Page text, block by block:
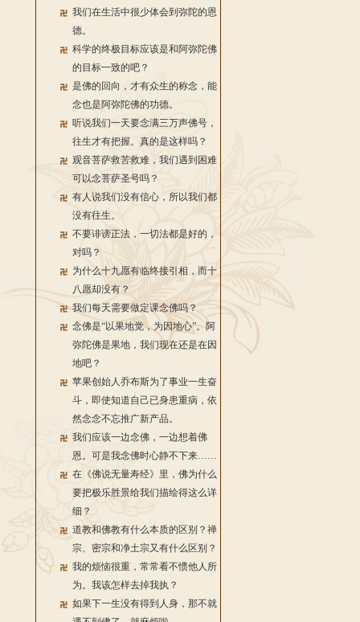
我们在生活中很少体会到弥陀的恩
德。
科学的终极目标应该是和阿弥陀佛
的目标一致的吧？
是佛的回向，才有众生的称念，能
念也是阿弥陀佛的功德。
听说我们一天要念满三万声佛号，
往生才有把握。真的是这样吗？
观音菩萨救苦救难，我们遇到困难
可以念菩萨圣号吗？
有人说我们没有信心，所以我们都
没有往生。
不要诽谤正法，一切法都是好的，
对吗？
为什么十九愿有临终接引相，而十
八愿却没有？
我们每天需要做定课念佛吗？
念佛是“以果地觉，为因地心”。阿
弥陀佛是果地，我们现在还是在因
地吧？
苹果创始人乔布斯为了事业一生奋
斗，即使知道自己已身患重病，依
然念念不忘推广新产品。
我们应该一边念佛，一边想着佛
恩。可是我念佛时心静不下来……
在《佛说无量寿经》里，佛为什么
要把极乐胜景给我们描绘得这么详
细？
道教和佛教有什么本质的区别？禅
宗、密宗和净土宗又有什么区别？
我的烦恼很重，常常看不惯他人所
为。我该怎样去掉我执？
如果下一生没有得到人身，那不就